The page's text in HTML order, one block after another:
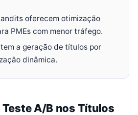
oferecem otimização
PMEs com menor tráfego.
a geração de títulos por
dinâmica.
Teste A/B nos Títulos